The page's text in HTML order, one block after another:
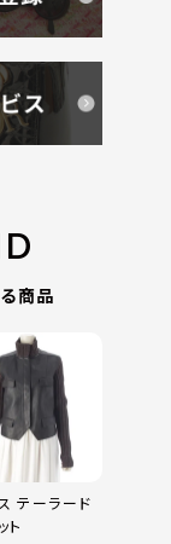
商品
テーラード
ト